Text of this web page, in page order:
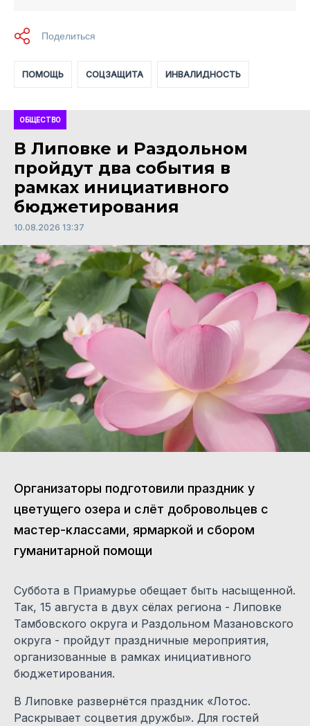
ПОМОЩЬ СОЦЗАЩИТА ИНВАЛИДНОСТЬ
ОБЩЕСТВО
В Липовке и Раздольном
пройдут два события в
рамках инициативного
бюджетирования
10.08.2026 13:37
Организаторы подготовили праздник у
цветущего озера и слёт добровольцев с
мастер-классами, ярмаркой и сбором
гуманитарной помощи
Суббота в Приамурье обещает быть насыщенной.
Так, 15 августа в двух сёлах региона - Липовке
Тамбовского округа и Раздольном Мазановского
округа - пройдут праздничные мероприятия,
организованные в рамках инициативного
бюджетирования.
В Липовке развернётся праздник «Лотос.
Раскрывает соцветия дружбы». Для гостей